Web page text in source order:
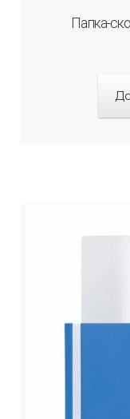
Папка-